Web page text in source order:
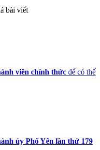
bài viết
viên chính thức để có thể
ủy Phổ Yên lần thứ 179